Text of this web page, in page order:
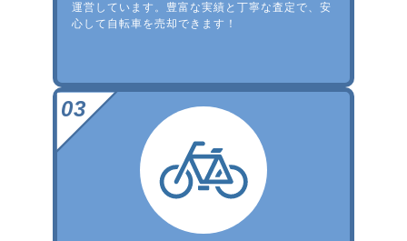
運営しています。豊富な実績と丁寧な査定で、安
心して自転車を売却できます！